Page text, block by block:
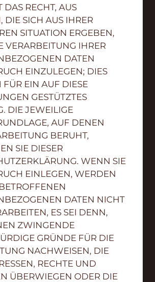
DAS RECHT, AUS
DIE SICH AUS IHRER
SITUATION ERGEBEN,
VERARBEITUNG IHRER
DATEN
EINZULEGEN; DIES
FÜR EIN AUF DIESE
GESTÜTZTES
DIE JEWEILIGE
AUF DENEN
BERUHT,
SIE DIESER
WENN SIE
EINLEGEN, WERDEN
DATEN NICHT
ES SEI DENN,
ZWINGENDE
GRÜNDE FÜR DIE
NACHWEISEN, DIE
RECHTE UND
ÜBERWIEGEN ODER DIE